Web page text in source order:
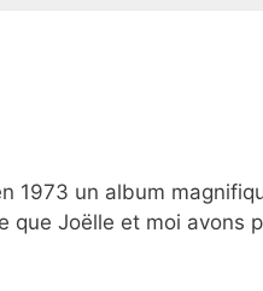
1973 un album
que Joëlle et moi avons